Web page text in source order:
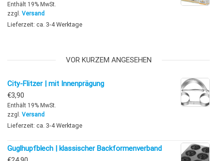
Enthält 19% MwSt.
zzgl. Versand
Lieferzeit: ca. 3-4 Werktage
VOR KURZEM ANGESEHEN
City-Flitzer | mit Innenprägung
€3,90
Enthält 19% MwSt.
zzgl. Versand
Lieferzeit: ca. 3-4 Werktage
Guglhupfblech | klassischer Backformenverband